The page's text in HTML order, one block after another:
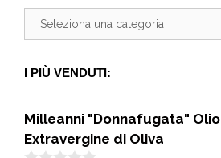
I PIÙ VENDUTI:
Milleanni "Donnafugata" Olio
Extravergine di Oliva